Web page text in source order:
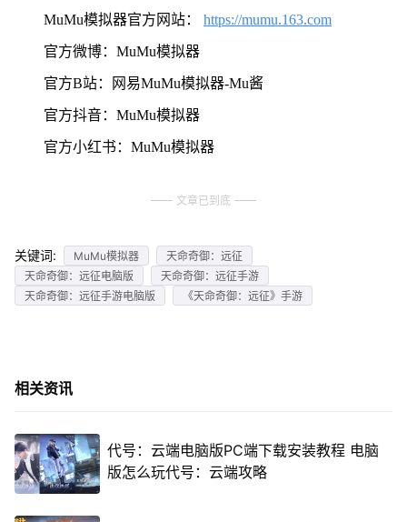
MuMu模拟器官方网站： https://mumu.163.com
官方微博：MuMu模拟器
官方B站：网易MuMu模拟器-Mu酱
官方抖音：MuMu模拟器
官方小红书：MuMu模拟器
文章已到底
关键词: MuMu模拟器
天命奇御：远征
天命奇御：远征电脑版
天命奇御：远征手游
天命奇御：远征手游电脑版
《天命奇御：远征》手游
相关资讯
代号：云端电脑版PC端下载安装教程 电脑
版怎么玩代号：云端攻略